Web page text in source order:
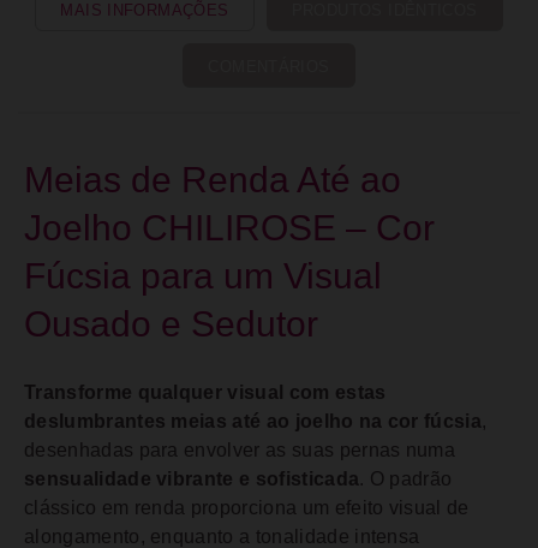
MAIS INFORMAÇÕES
Meias de Renda Até ao
Joelho CHILIROSE – Cor
Fúcsia para um Visual
Ousado e Sedutor
Transforme qualquer visual com estas
deslumbrantes meias até ao joelho na cor fúcsia,
desenhadas para envolver as suas pernas numa
sensualidade vibrante e sofisticada. O padrão
clássico em renda proporciona um efeito visual de
alongamento, enquanto a tonalidade intensa